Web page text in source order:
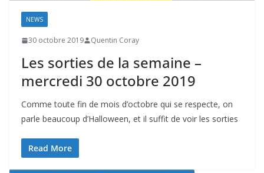
NEWS
30 octobre 2019 Quentin Coray
Les sorties de la semaine –
mercredi 30 octobre 2019
Comme toute fin de mois d’octobre qui se respecte, on
parle beaucoup d’Halloween, et il suffit de voir les sorties
Read More